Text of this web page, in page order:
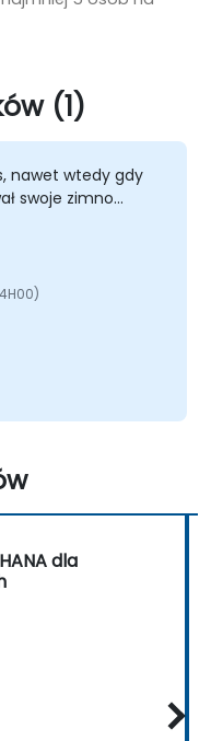
(1)
nawet wtedy gdy
swoje zimno...
dla